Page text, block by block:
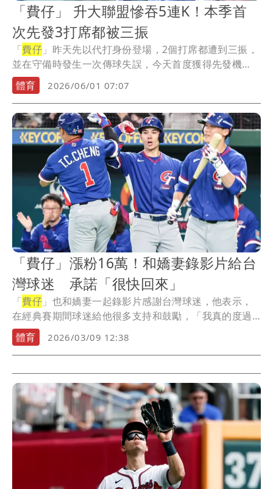
「費仔」 升大聯盟慘吞5連K！本季首
次先發3打席都被三振
「費仔 」昨天先以代打身份登場，2個打席都遭到三振，
並在守備時發生一次傳球失誤，今天首度獲得先發機
會，...
體育 2026/06/01 07:07
「費仔」漲粉16萬！和嬌妻錄影片給台
灣球迷 承諾「很快回來」
「費仔 」也和嬌妻一起錄影片感謝台灣球迷，他表示，
在經典賽期間球迷給他很多支持和鼓勵，「我真的度過
了一...
體育 2026/03/09 12:38